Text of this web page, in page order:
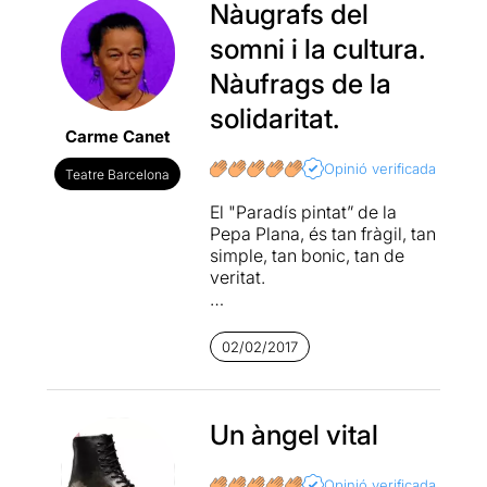
Carme Canet
Teatre Barcelona
Nàugrafs del
somni i la cultura.
Nàufrags de la
solidaritat.
Opinió verificada
El "Paradís pintat” de la
Pepa Plana, és tan fràgil, tan
simple, tan bonic, tan de
veritat.
Pepa fa una obra d’art
pintada i executada amb
tota la tendresa i respecte
pallassa. “Que malament
deu estar el món que les
pallasses ens han de fer
02/02/2017
Un àngel vital